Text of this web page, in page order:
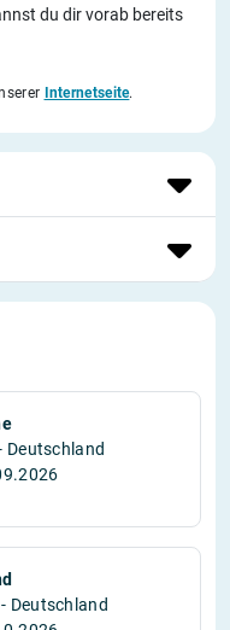
du dir vorab bereits
Internetseite.
Deutschland
Deutschland